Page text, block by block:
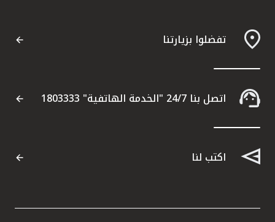
تفضلوا بزيارتنا
اتصل بنا 24/7 "الخدمة الهاتفية" 1803333
اكتب لنا